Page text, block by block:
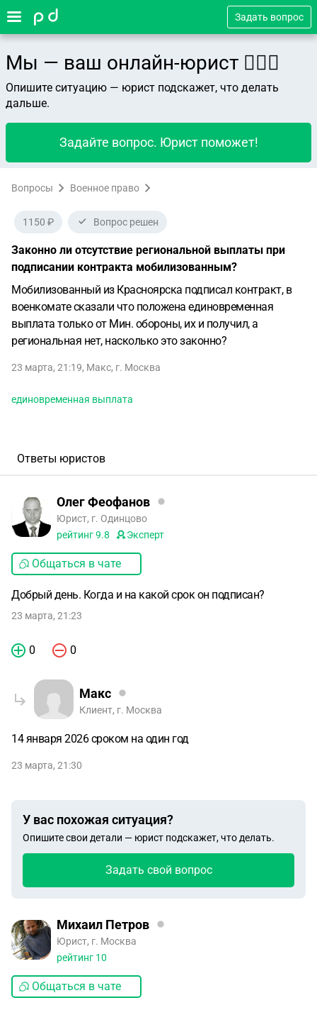
Задать вопрос
Мы — ваш онлайн-юрист 👨🏻‍⚖️
Опишите ситуацию — юрист подскажет, что делать
дальше.
Задайте вопрос. Юрист поможет!
Вопросы Военное право
1150 ₽ Вопрос решен
Законно ли отсутствие региональной выплаты при
подписании контракта мобилизованным?
Мобилизованный из Красноярска подписал контракт, в
военкомате сказали что положена единовременная
выплата только от Мин. обороны, их и получил, а
региональная нет, насколько это законно?
23 марта, 21:19, Макс, г. Москва
единовременная выплата
Ответы юристов
Олег Феофанов
Юрист, г. Одинцово
рейтинг9.8 Эксперт
Общаться в чате
Добрый день. Когда и на какой срок он подписан?
23 марта, 21:23
0 0
Макс
Клиент, г. Москва
14 января 2026 сроком на один год
23 марта, 21:30
У вас похожая ситуация?
Опишите свои детали — юрист подскажет, что делать.
Задать свой вопрос
Михаил Петров
Юрист, г. Москва
рейтинг 10
Общаться в чате